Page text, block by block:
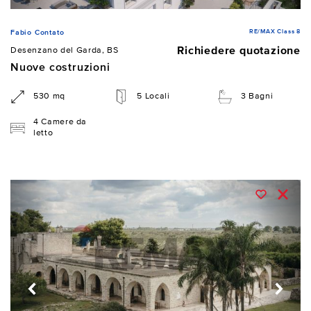
Fabio Contato RE/MAX Class 8
Desenzano del Garda, BS
Richiedere quotazione
Nuove costruzioni
530 mq 5 Locali 3 Bagni
4 Camere da
letto